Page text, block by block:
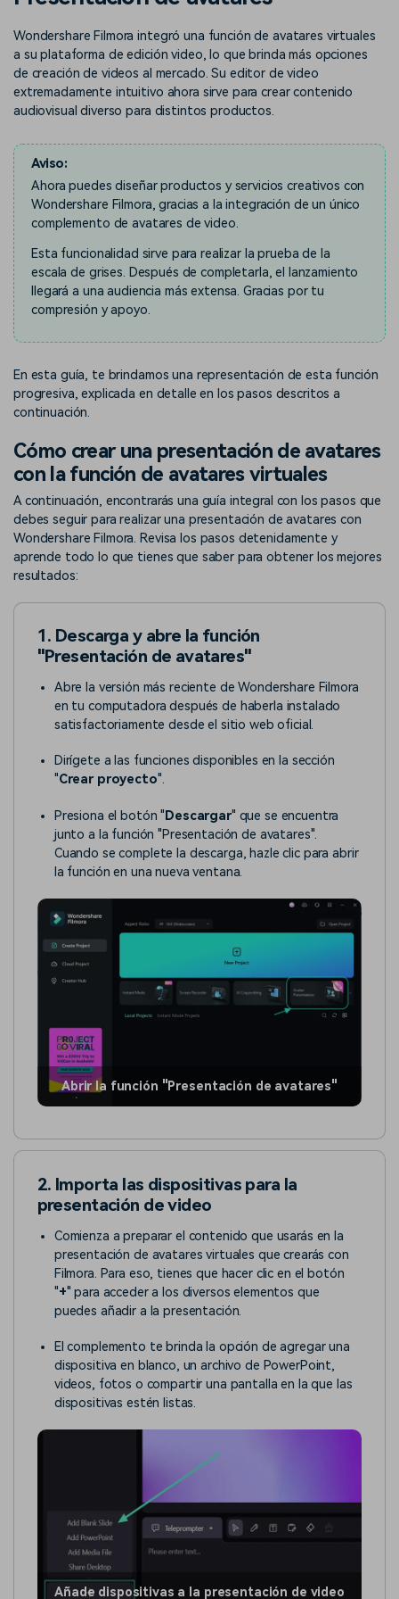
Inspírate con Filmora
Encuentra aquí lo que otros
usuarios crean con Filmora
Taller creativo
Con nuestros consejos y
trucos, queremos ayudarte a
crecer e inspirar tu próximo
video
Muestra tu creatividad sin
límites con el Centro de
creadores
Explora las plantillas de video
editables diseñadas para
creadores de habla hispana.
Comunidad
Contenido destacado
Afíliate
Consigue una afiliación a
Soporte
Conocimiento
Buscar
Wondershare Filmora integró una función de avatares virtuales
a su plataforma de edición video, lo que brinda más opciones
de creación de videos al mercado. Su editor de video
extremadamente intuitivo ahora sirve para crear contenido
audiovisual diverso para distintos productos.
Aviso:
Ahora puedes diseñar productos y servicios creativos con
Wondershare Filmora, gracias a la integración de un único
complemento de avatares de video.
Esta funcionalidad sirve para realizar la prueba de la
escala de grises. Después de completarla, el lanzamiento
llegará a una audiencia más extensa. Gracias por tu
compresión y apoyo.
En esta guía, te brindamos una representación de esta función
progresiva, explicada en detalle en los pasos descritos a
continuación.
Cómo crear una presentación de avatares
con la función de avatares virtuales
A continuación, encontrarás una guía integral con los pasos que
debes seguir para realizar una presentación de avatares con
Wondershare Filmora. Revisa los pasos detenidamente y
aprende todo lo que tienes que saber para obtener los mejores
resultados:
1. Descarga y abre la función
"Presentación de avatares"
Abre la versión más reciente de Wondershare Filmora
en tu computadora después de haberla instalado
satisfactoriamente desde el sitio web oficial.
Dirígete a las funciones disponibles en la sección
"Crear proyecto".
Presiona el botón " Descargar" que se encuentra
junto a la función "Presentación de avatares".
Cuando se complete la descarga, hazle clic para abrir
la función en una nueva ventana.
Abrir la función "Presentación de avatares"
2. Importa las dispositivas para la
presentación de video
Comienza a preparar el contenido que usarás en la
presentación de avatares virtuales que crearás con
Filmora. Para eso, tienes que hacer clic en el botón
"+" para acceder a los diversos elementos que
puedes añadir a la presentación.
El complemento te brinda la opción de agregar una
dispositiva en blanco, un archivo de PowerPoint,
videos, fotos o compartir una pantalla en la que las
dispositivas estén listas.
Añade dispositivas a la presentación de video